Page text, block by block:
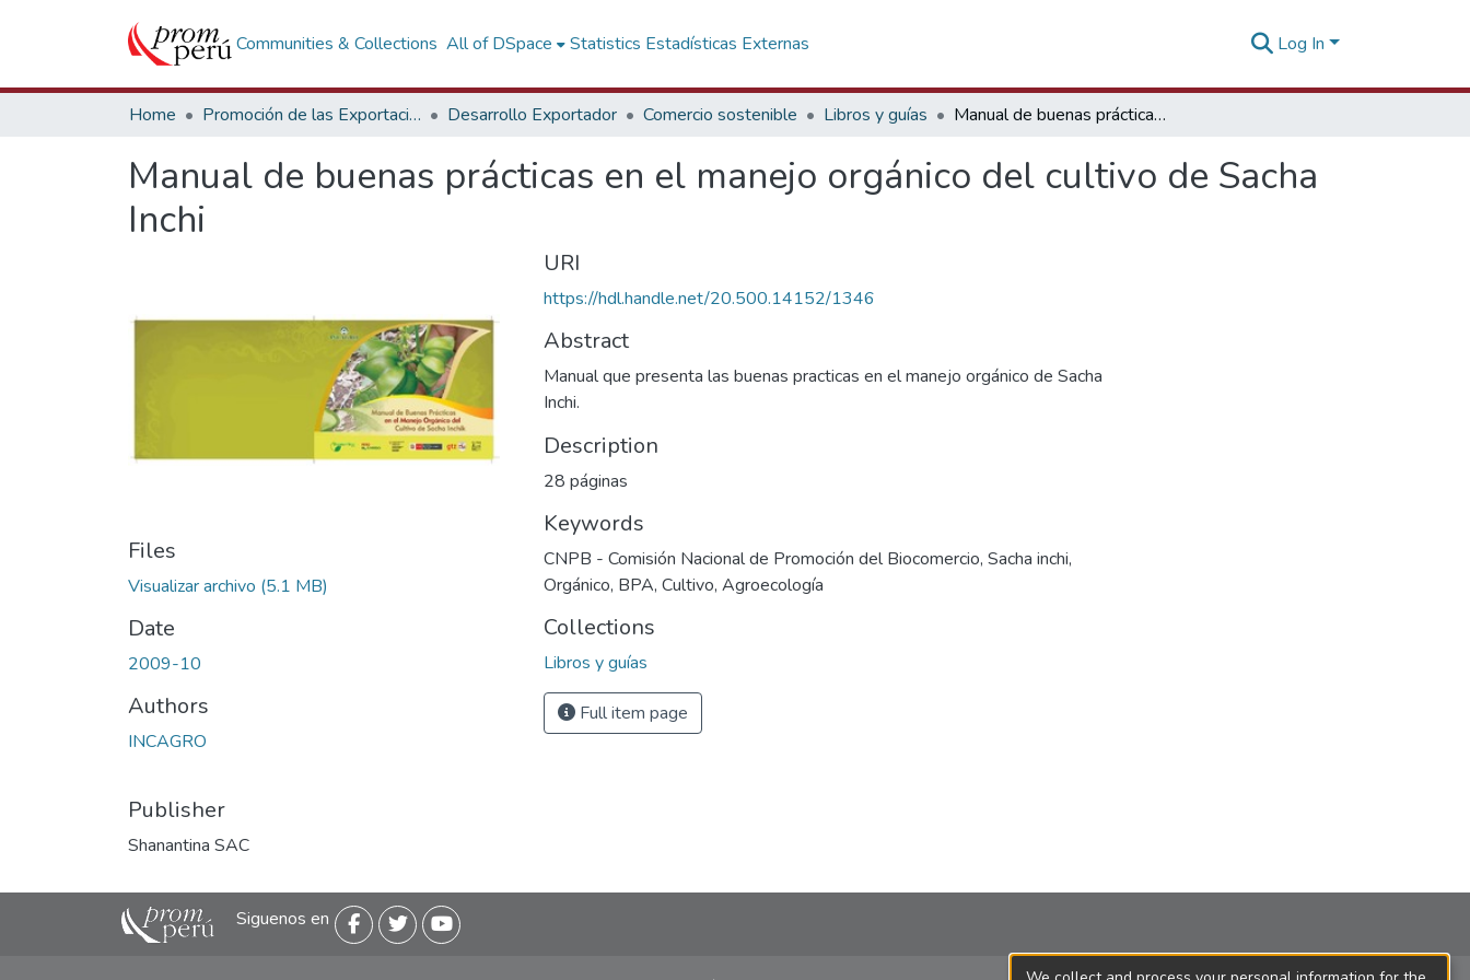
Communities & Collections All of DSpace Statistics Estadísticas Externas Log In
Home Promoción de las Exportaciones Desarrollo Exportador Comercio sostenible Libros y guías Manual de buenas prácticas en el manejo orgánico del cultivo de Sacha Inchi
Manual de buenas prácticas en el manejo orgánico del cultivo de Sacha
Inchi
Files
Visualizar archivo (5.1 MB)
Date
2009-10
Authors
INCAGRO
Publisher
Shanantina SAC
URI
https://hdl.handle.net/20.500.14152/1346
Abstract
Manual que presenta las buenas practicas en el manejo orgánico de Sacha
Inchi.
Description
28 páginas
Keywords
CNPB - Comisión Nacional de Promoción del Biocomercio, Sacha inchi,
Orgánico, BPA, Cultivo, Agroecología
Collections
Libros y guías
Full item page
Siguenos en